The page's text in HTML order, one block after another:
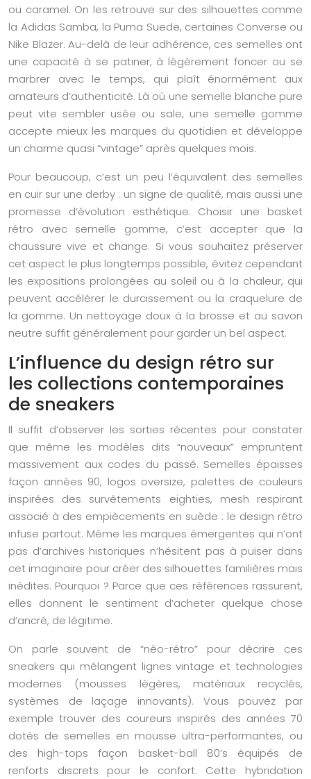
ou caramel. On les retrouve sur des silhouettes comme
la Adidas Samba, la Puma Suede, certaines Converse ou
Nike Blazer. Au-delà de leur adhérence, ces semelles ont
une capacité à se patiner, à légèrement foncer ou se
marbrer avec le temps, qui plaît énormément aux
amateurs d’authenticité. Là où une semelle blanche pure
peut vite sembler usée ou sale, une semelle gomme
accepte mieux les marques du quotidien et développe
un charme quasi “vintage” après quelques mois.
Pour beaucoup, c’est un peu l’équivalent des semelles
en cuir sur une derby : un signe de qualité, mais aussi une
promesse d’évolution esthétique. Choisir une basket
rétro avec semelle gomme, c’est accepter que la
chaussure vive et change. Si vous souhaitez préserver
cet aspect le plus longtemps possible, évitez cependant
les expositions prolongées au soleil ou à la chaleur, qui
peuvent accélérer le durcissement ou la craquelure de
la gomme. Un nettoyage doux à la brosse et au savon
neutre suffit généralement pour garder un bel aspect.
L’influence du design rétro sur
les collections contemporaines
de sneakers
Il suffit d’observer les sorties récentes pour constater
que même les modèles dits “nouveaux” empruntent
massivement aux codes du passé. Semelles épaisses
façon années 90, logos oversize, palettes de couleurs
inspirées des survêtements eighties, mesh respirant
associé à des empiècements en suède : le design rétro
infuse partout. Même les marques émergentes qui n’ont
pas d’archives historiques n’hésitent pas à puiser dans
cet imaginaire pour créer des silhouettes familières mais
inédites. Pourquoi ? Parce que ces références rassurent,
elles donnent le sentiment d’acheter quelque chose
d’ancré, de légitime.
On parle souvent de “néo-rétro” pour décrire ces
sneakers qui mélangent lignes vintage et technologies
modernes (mousses légères, matériaux recyclés,
systèmes de laçage innovants). Vous pouvez par
exemple trouver des coureurs inspirés des années 70
dotés de semelles en mousse ultra-performantes, ou
des high-tops façon basket-ball 80’s équipés de
renforts discrets pour le confort. Cette hybridation